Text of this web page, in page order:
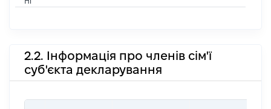
2.2. Інформація про членів сім'ї
суб'єкта декларування